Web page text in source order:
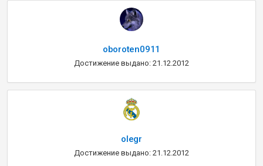
oboroten0911
Достижение выдано: 21.12.2012
olegr
Достижение выдано: 21.12.2012